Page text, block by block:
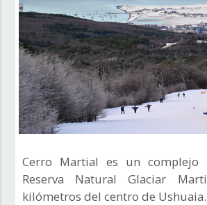
Cerro Martial es un complejo
Reserva Natural Glaciar
kilómetros del centro de Ushuaia.